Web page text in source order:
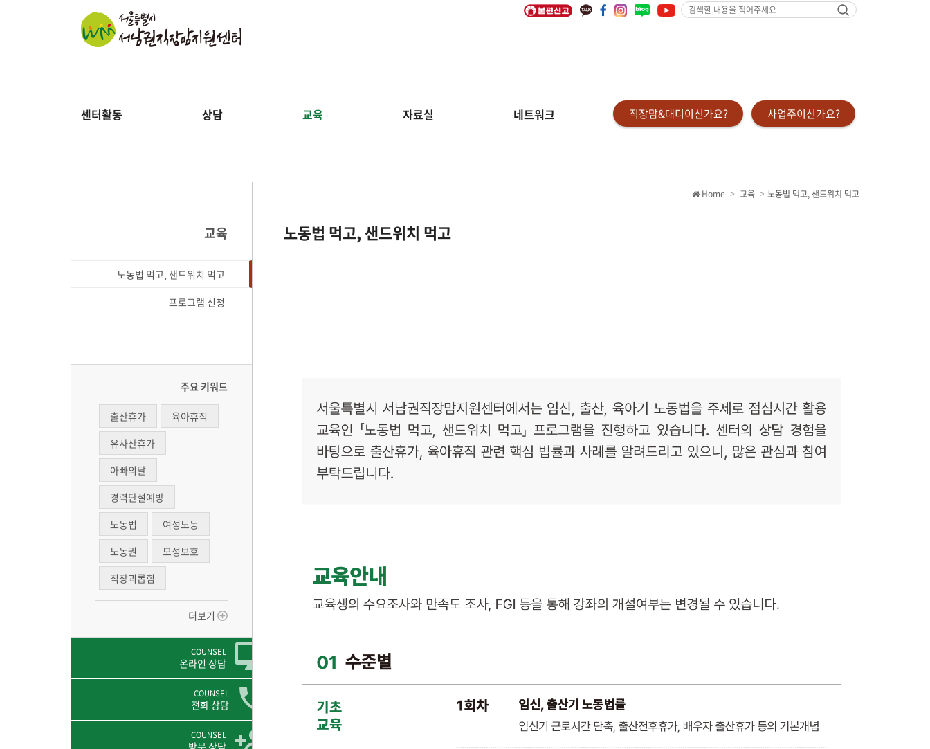
검
색
요
센터활동 상담 교육 자료실 네트워크 직장맘&대디이신가요? 사업주이신가요?
교육
노동법 먹고, 샌드위치 먹고
프로그램 신청
주요 키워드
출산휴가
육아휴직
유사산휴가
아빠의달
경력단절예방
노동법
여성노동
노동권
모성보호
직장괴롭힘
더보기
COUNSEL
온라인 상담
COUNSEL
전화 상담
COUNSEL
방문 상담
노동법 먹고, 샌드위치 먹고
Home 교육 노동법 먹고, 샌드위치 먹고